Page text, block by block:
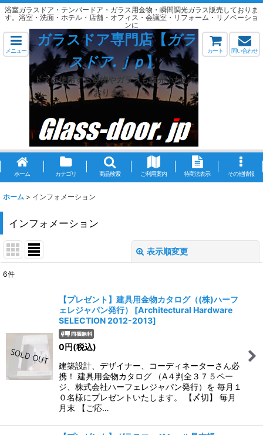
浴室ガラスドア・テンパードア・ガラス用金物・瞬間調光ガラス販売しておりま
す。浴室・洗面・ホテル・店舗・オフィス・会議室・リフォーム・リノベーショ
ンに
メニュー
ガラスドア専門店【ガラ
スドア.ｊｐ】
ドアに使用する金物やガラスも販売いたして
おります。
カート 問い合わせ
ホーム カテゴリ 商品検索 ご利用案内 特商法表示 その他情報
ホーム > インフォメーション
インフォメーション
表示順変更
並び順
絞り込む
6件
【プレゼント】建具用金物カタログ（(株)ハーフ
ェレジャパン発行）
[Architectural Hardware
SELECTION 2012-2013]
0円(税込)
建築設計、デザイナー、コーディネーターさん必
携！ 建具用金物カタログ （A４判全３７５ペー
ジ、株式会社ハーフェレジャパン発行）を 毎月１
０名様にプレゼントいたします。 【〆切】 毎月
月末 【ご応…